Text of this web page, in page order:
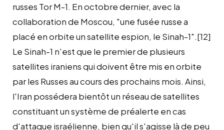
russes Tor M-1. En octobre dernier, avec la
collaboration de Moscou, "une fusée russe a
placé en orbite un satellite espion, le Sinah-1".[12]
Le Sinah-1 n'est que le premier de plusieurs
satellites iraniens qui doivent être mis en orbite
par les Russes au cours des prochains mois. Ainsi,
l'Iran possédera bientôt un réseau de satellites
constituant un système de préalerte en cas
d'attaque israélienne, bien qu'il s'agisse là de peu